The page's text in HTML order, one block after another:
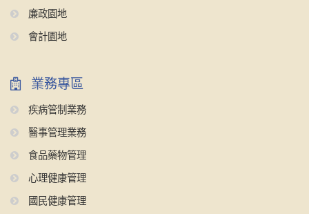
廉政園地
會計園地
業務專區
疾病管制業務
醫事管理業務
食品藥物管理
心理健康管理
國民健康管理